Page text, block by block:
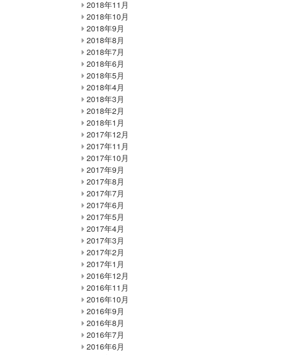
2018年11月
2018年10月
2018年9月
2018年8月
2018年7月
2018年6月
2018年5月
2018年4月
2018年3月
2018年2月
2018年1月
2017年12月
2017年11月
2017年10月
2017年9月
2017年8月
2017年7月
2017年6月
2017年5月
2017年4月
2017年3月
2017年2月
2017年1月
2016年12月
2016年11月
2016年10月
2016年9月
2016年8月
2016年7月
2016年6月